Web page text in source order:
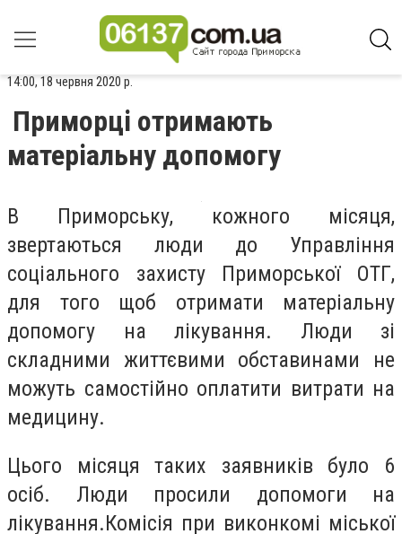
14:00, 18 червня 2020 р.
Приморці отримають
матеріальну допомогу
В Приморську, кожного місяця,
звертаються люди до Управління
соціального захисту Приморської ОТГ,
для того щоб отримати матеріальну
допомогу на лікування. Люди зі
складними життєвими обставинами не
можуть самостійно оплатити витрати на
медицину.
Цього місяця таких заявників було 6
осіб. Люди просили допомоги на
лікування.Комісія при виконкомі міської